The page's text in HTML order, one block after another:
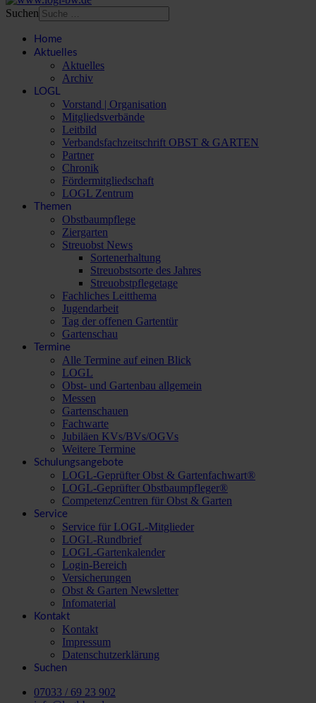
Suchen
Home
Aktuelles
Aktuelles
Archiv
LOGL
Vorstand | Organisation
Mitgliedsverbände
Leitbild
Verbandsfachzeitschrift OBST & GARTEN
Partner
Chronik
Fördermitgliedschaft
LOGL Zentrum
Themen
Obstbaumpflege
Ziergarten
Streuobst News
Sortenerhaltung
Streuobstsorte des Jahres
Streuobstpflegetage
Fachliches Leitthema
Jugendarbeit
Tag der offenen Gartentür
Gartenschau
Termine
Alle Termine auf einen Blick
LOGL
Obst- und Gartenbau allgemein
Messen
Gartenschauen
Fachwarte
Jubiläen KVs/BVs/OGVs
Weitere Termine
Schulungsangebote
LOGL-Geprüfter Obst & Gartenfachwart®
LOGL-Geprüfter Obstbaumpfleger®
CompetenzCentren für Obst & Garten
Service
Service für LOGL-Mitglieder
LOGL-Rundbrief
LOGL-Gartenkalender
Login-Bereich
Versicherungen
Obst & Garten Newsletter
Infomaterial
Kontakt
Kontakt
Impressum
Datenschutzerklärung
Suchen
07033 / 69 23 902